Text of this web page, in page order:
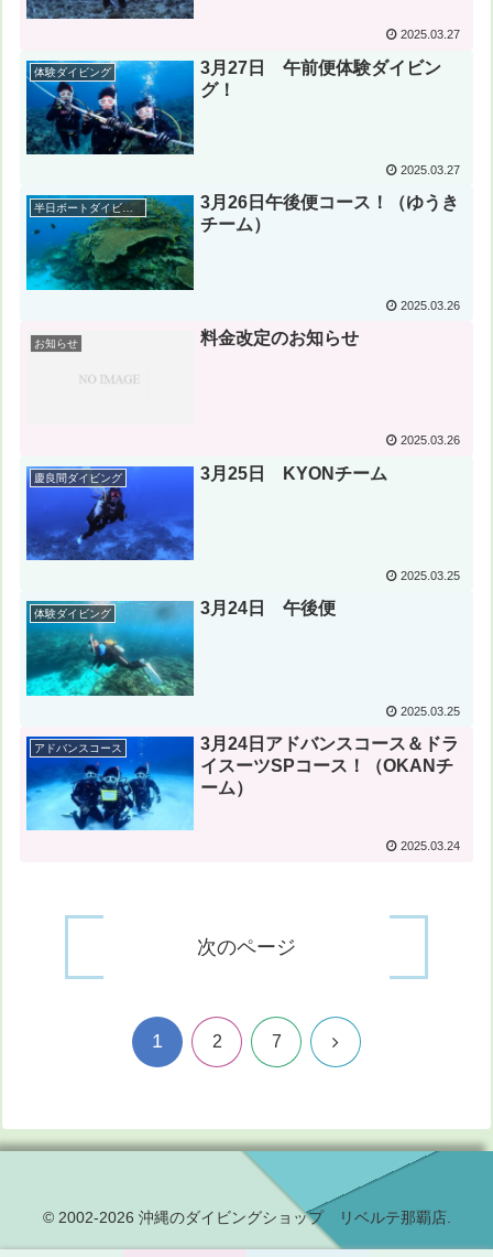
2025.03.27
体験ダイビング
3月27日 午前便体験ダイビン
グ！
2025.03.27
半日ボートダイビング
3月26日午後便コース！（ゆうき
チーム）
2025.03.26
お知らせ 料金改定のお知らせ
2025.03.26
慶良間ダイビング 3月25日 KYONチーム
2025.03.25
体験ダイビング 3月24日 午後便
2025.03.25
アドバンスコース
3月24日アドバンスコース＆ドラ
イスーツSPコース！（OKANチ
ーム）
2025.03.24
次のページ
1 2 7 次
© 2002-2026 沖縄のダイビングショップ リベルテ那覇店.